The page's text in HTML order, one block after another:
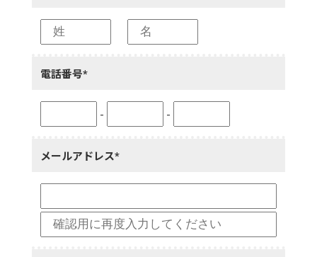
電話番号*
- -
メールアドレス*